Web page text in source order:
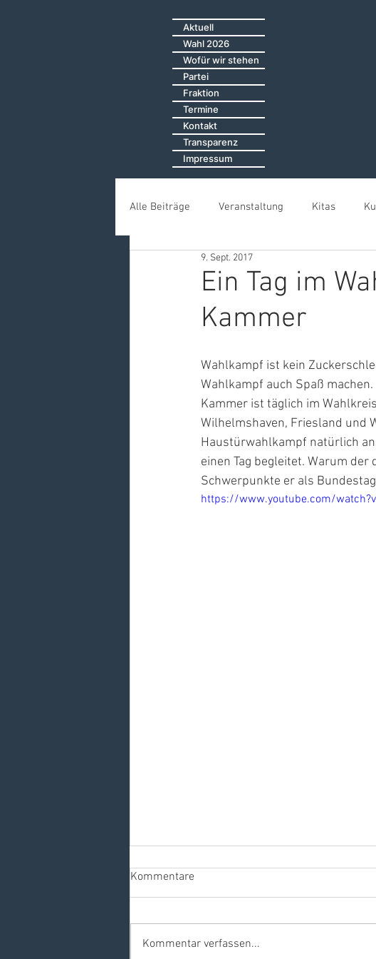
Aktuell
Wahl 2026
Wofür wir stehen
Partei
Fraktion
Termine
Kontakt
Transparenz
Impressum
Alle Beiträge Veranstaltung Kitas
Öffentliche Sitzungen
Ein Tag im
Kammer
9. Sept. 2017
Wahlkampf ist kein
Wahlkampf auch Spaß
Kammer ist täglich im
Wilhelmshaven, Friesland und
Haustürwahlkampf natürlich
einen Tag begleitet. Warum
Schwerpunkte er als
https://www.youtube.com/
Kommentare
Kommentar verfassen...